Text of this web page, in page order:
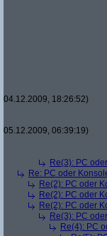
04.12.2009, 18:26:52)
05.12.2009, 06:39:19)
Re(3): PC
Re: PC oder
Re(2): PC oder
Re(2): PC oder
Re(2): PC oder
Re(3): PC
Re(4): PC